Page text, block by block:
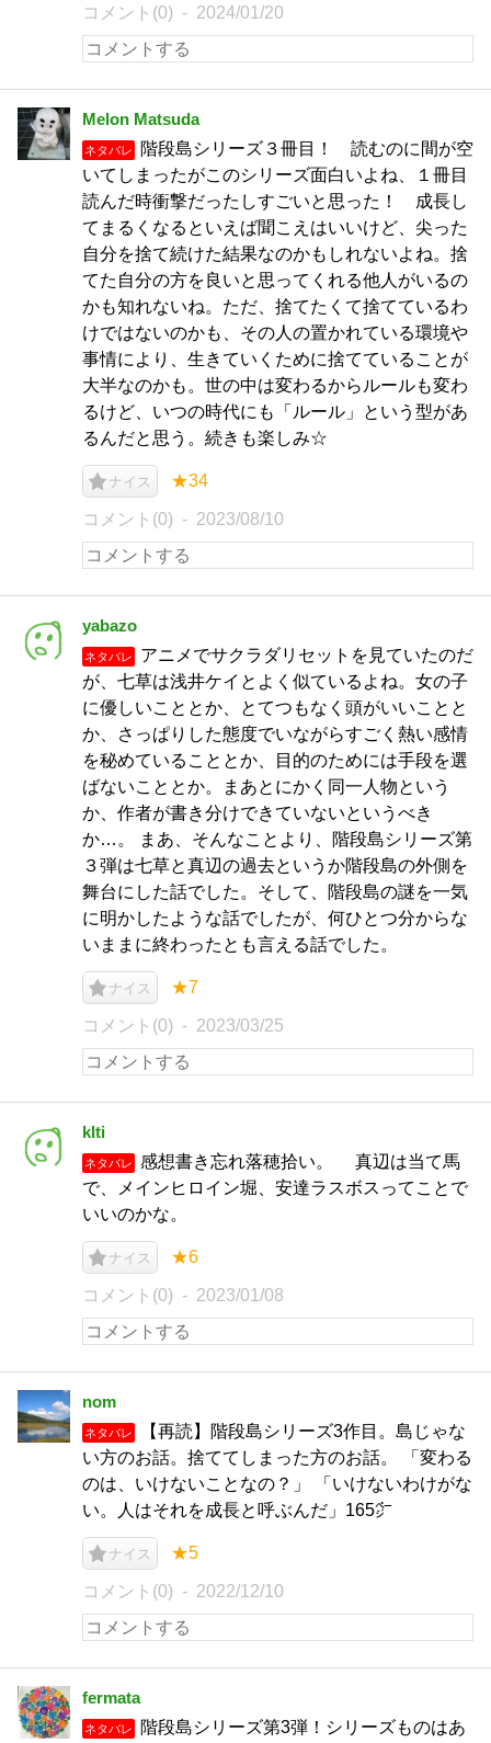
コメント(0) 2024/01/20
Melon Matsuda
ネタバレ
階段島シリーズ３冊目！ 読むのに間が空
いてしまったがこのシリーズ面白いよね、１冊目
読んだ時衝撃だったしすごいと思った！ 成長し
てまるくなるといえば聞こえはいいけど、尖った
自分を捨て続けた結果なのかもしれないよね。捨
てた自分の方を良いと思ってくれる他人がいるの
かも知れないね。ただ、捨てたくて捨てているわ
けではないのかも、その人の置かれている環境や
事情により、生きていくために捨てていることが
大半なのかも。世の中は変わるからルールも変わ
るけど、いつの時代にも「ルール」という型があ
るんだと思う。続きも楽しみ☆
ナイス ★34
コメント(0) 2023/08/10
yabazo
ネタバレ
アニメでサクラダリセットを見ていたのだ
が、七草は浅井ケイとよく似ているよね。女の子
に優しいこととか、とてつもなく頭がいいことと
か、さっぱりした態度でいながらすごく熱い感情
を秘めていることとか、目的のためには手段を選
ばないこととか。まあとにかく同一人物という
か、作者が書き分けできていないというべき
か…。 まあ、そんなことより、階段島シリーズ第
３弾は七草と真辺の過去というか階段島の外側を
舞台にした話でした。そして、階段島の謎を一気
に明かしたような話でしたが、何ひとつ分からな
いままに終わったとも言える話でした。
ナイス ★7
コメント(0) 2023/03/25
klti
ネタバレ
感想書き忘れ落穂拾い。 真辺は当て馬
で、メインヒロイン堀、安達ラスボスってことで
いいのかな。
ナイス ★6
コメント(0) 2023/01/08
nom
ネタバレ
【再読】階段島シリーズ3作目。島じゃな
い方のお話。捨ててしまった方のお話。 「変わる
のは、いけないことなの？」 「いけないわけがな
い。人はそれを成長と呼ぶんだ」165㌻
ナイス ★5
コメント(0) 2022/12/10
fermata
ネタバレ
階段島シリーズ第3弾！シリーズものはあ